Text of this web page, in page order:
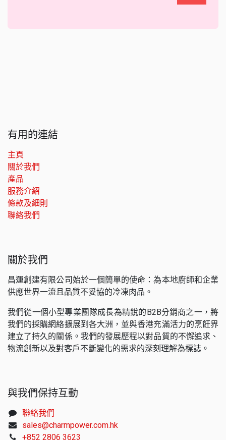
有用的連結
主頁
關於我們
產品
服務介紹
條款及細則
聯絡我們
關於我們
昌運創建有限公司始於一個簡單的使命：為本地廚師和企業
供應世界一流且品質不妥協的冷凍肉品。
我們從一個小型專業團隊成長為精銳的B2B分銷商之一，將
我們的採購網絡擴展到各大洲，並與香港充滿活力的烹飪界
建立了持久的關係。我們的發展歷程以對品質的不懈追求、
物流創新以及對客戶不斷變化的需求的深刻理解為標誌。
與我們保持互動
聯絡我們
sales@charmpower.com.hk
+852 2806 3623